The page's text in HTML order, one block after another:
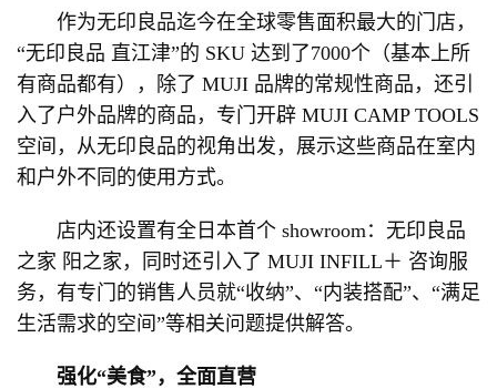
作为无印良品迄今在全球零售面积最大的门店，
“无印良品 直江津”的 SKU 达到了7000个（基本上所
有商品都有），除了 MUJI 品牌的常规性商品，还引
入了户外品牌的商品，专门开辟 MUJI CAMP TOOLS
空间，从无印良品的视角出发，展示这些商品在室内
和户外不同的使用方式。
店内还设置有全日本首个 showroom：无印良品
之家 阳之家，同时还引入了 MUJI INFILL＋ 咨询服
务，有专门的销售人员就“收纳”、“内装搭配”、“满足
生活需求的空间”等相关问题提供解答。
强化“美食”，全面直营